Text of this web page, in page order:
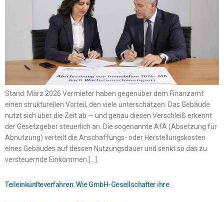
Stand: März 2026 Vermieter haben gegenüber dem Finanzamt
einen strukturellen Vorteil, den viele unterschätzen: Das Gebäude
nutzt sich über die Zeit ab — und genau diesen Verschleiß erkennt
der Gesetzgeber steuerlich an. Die sogenannte AfA (Absetzung für
Abnutzung) verteilt die Anschaffungs- oder Herstellungskosten
eines Gebäudes auf dessen Nutzungsdauer und senkt so das zu
versteuernde Einkommen […]
Teileinkünfteverfahren: Wie GmbH-Gesellschafter ihre